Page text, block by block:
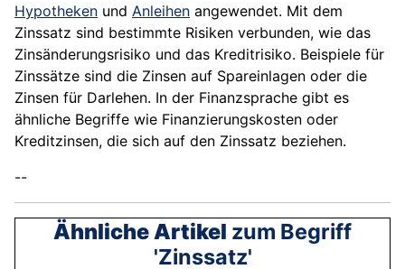
Hypotheken und Anleihen angewendet. Mit dem
Zinssatz sind bestimmte Risiken verbunden, wie das
Zinsänderungsrisiko und das Kreditrisiko. Beispiele für
Zinssätze sind die Zinsen auf Spareinlagen oder die
Zinsen für Darlehen. In der Finanzsprache gibt es
ähnliche Begriffe wie Finanzierungskosten oder
Kreditzinsen, die sich auf den Zinssatz beziehen.
--
Ähnliche Artikel zum Begriff
'Zinssatz'